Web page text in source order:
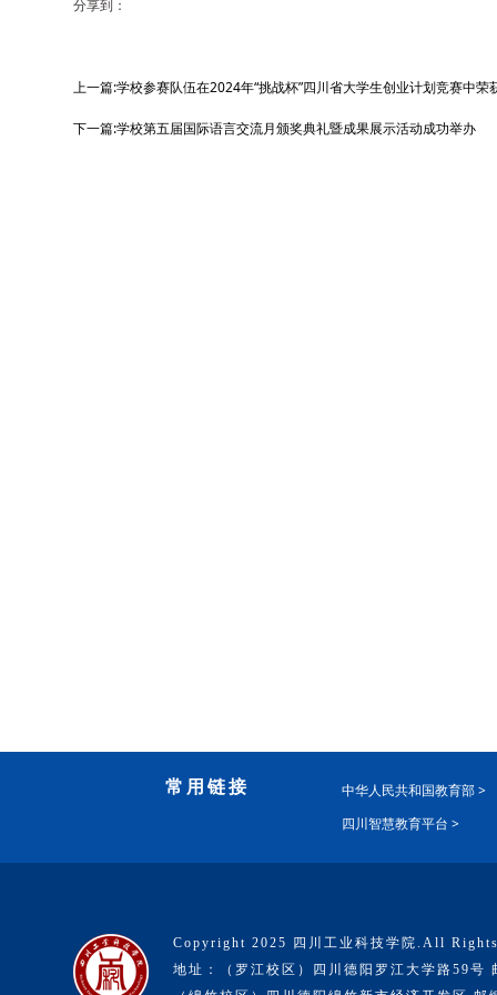
分享到：
上一篇:学校参赛队伍在2024年“挑战杯”四川省大学生创业计划竞赛中荣
下一篇:学校第五届国际语言交流月颁奖典礼暨成果展示活动成功举办
常用链接
中华人民共和国教育部 >
四川智慧教育平台 >
Copyright 2025 四川工业科技学院.All
地址：（罗江校区）四川德阳罗江大学路59号